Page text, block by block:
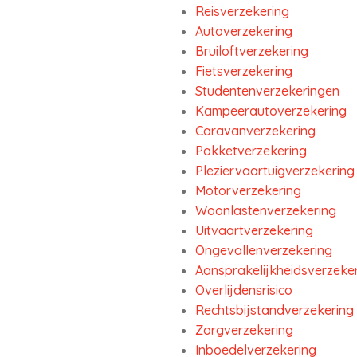
Reisverzekering
Autoverzekering
Bruiloftverzekering
Fietsverzekering
Studentenverzekeringen
Kampeerautoverzekering
Caravanverzekering
Pakketverzekering
Pleziervaartuigverzekering
Motorverzekering
Woonlastenverzekering
Uitvaartverzekering
Ongevallenverzekering
Overlijdensrisico
Rechtsbijstandverzekering
Zorgverzekering
Inboedelverzekering